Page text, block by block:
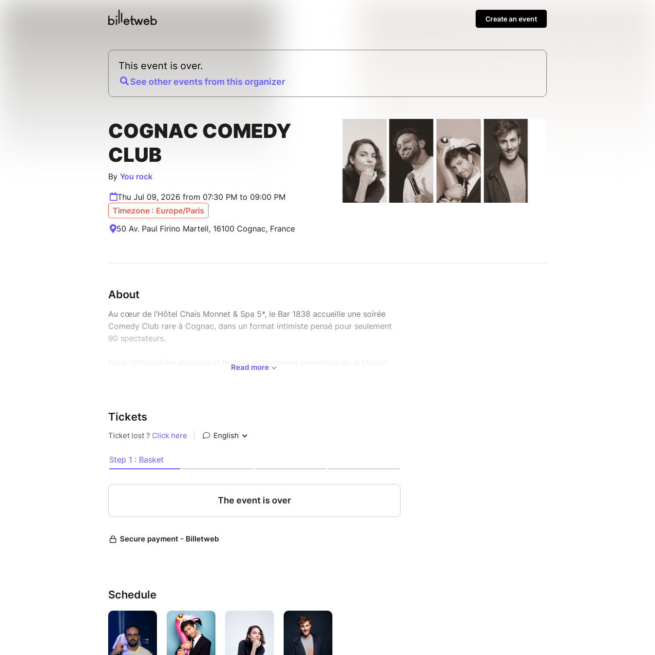
Create an event
This event is over.
See other events from this organizer
COGNAC COMEDY
CLUB
By You rock
Thu Jul 09, 2026 from 07:30 PM to 09:00 PM
Timezone : Europe/Paris
50 Av. Paul Firino Martell, 16100 Cognac, France
About
Au cœur de l’Hôtel Chais Monnet & Spa 5*, le Bar 1838 accueille une soirée
Comedy Club rare à Cognac, dans un format intimiste pensé pour seulement
90 spectateurs.
Dans l’atmosphère élégante et feutrée de l’ancienne tonnellerie de la Maison
Pour cette première édition : Félix Dhjan, tout juste sorti de l’Olympia et
membre du Jamel Comedy Club, Patrick Chanfray, figure incontournable de la
radio et des plateaux télé, Alexandra Pizzagali à découvrir sur Canal+ et sur la
Comedy Festival et nouvelle voix acérée du stand-up contemporain.
Une programmation ambitieuse réunie dans l’un des lieux les plus prestigieux
de Cognac, entre humour contemporain, cocktails signatures et art de vivre.
Places très limitées
Révélé au Jamel Comedy Club et chroniqueur sur Rire & Chansons, Félix Dhjan
s’est imposé comme l’une des références actuelles du stand-up français.
Read more
Tickets
Schedule